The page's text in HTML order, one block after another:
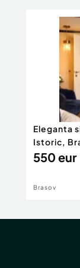
Eleganta
Istoric,
550 eur
Brasov